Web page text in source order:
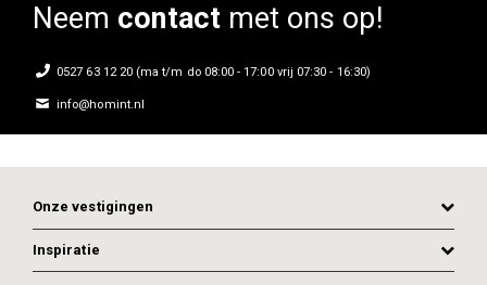
Neem contactmet ons op!
0527 63 12 20 (ma t/m do 08:00 - 17:00 vrij 07:30 - 16:30)
info@homint.nl
Onze vestigingen
Inspiratie